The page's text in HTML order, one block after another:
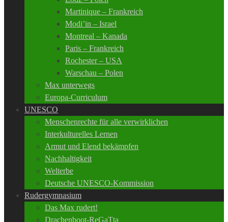
Martinique – Frankreich
Modi’in – Israel
Montreal – Kanada
Paris – Frankreich
Rochester – USA
Warschau – Polen
Max unterwegs
Europa-Curriculum
UNESCO
Menschenrechte für alle verwirklichen
Interkulturelles Lernen
Armut und Elend bekämpfen
Nachhaltigkeit
Welterbe
Deutsche UNESCO-Kommission
Rudergymnasium
Das Max rudert!
Drachenboot-ReGaTta